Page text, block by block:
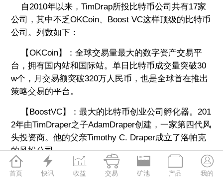
自2010年以来，TimDrap所投比特币公司共有17家
公司，其中不乏OKCoin、Boost VC这样顶级的比特币
公司。列数如下：
【OKCoin】：全球交易量最大的数字资产交易平
台，拥有国内站和国际站。单日比特币成交量突破30
w个，月交易额突破320万人民币，也是全球首在推出
策略交易的平台。
【BoostVC】：最大的比特币创业公司孵化器。201
2年由TimDraper之子AdamDraper创建，一家第四代风
头投资商。他的父亲Timothy C. Draper成立了洛帕克
的风投公司
DraperFisherJurvetson，因赢得丝绸之路29000枚

首页

快讯

收益

交易

矿池

产品

我的